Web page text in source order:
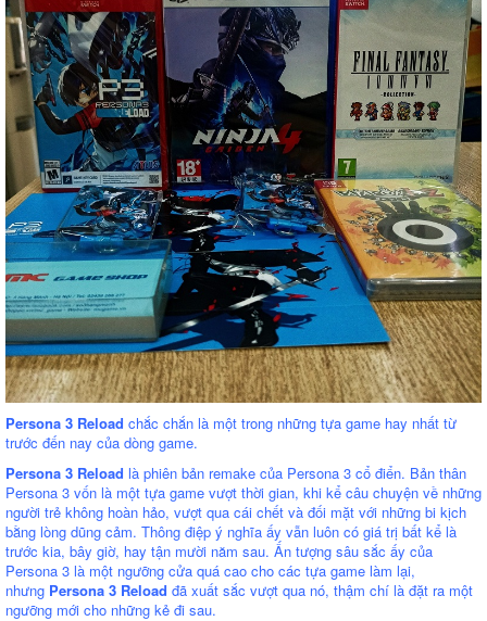
Persona 3 Reload chắc chắn là một trong những tựa game hay nhất từ
trước đến nay của dòng game.
Persona 3 Reload là phiên bản remake của Persona 3 cổ điển. Bản thân
Persona 3 vốn là một tựa game vượt thời gian, khi kể câu chuyện về những
người trẻ không hoàn hảo, vượt qua cái chết và đối mặt với những bi kịch
bằng lòng dũng cảm. Thông điệp ý nghĩa ấy vẫn luôn có giá trị bất kể là
trước kia, bây giờ, hay tận mười năm sau. Ấn tượng sâu sắc ấy của
Persona 3 là một ngưỡng cửa quá cao cho các tựa game làm lại,
nhưng Persona 3 Reload đã xuất sắc vượt qua nó, thậm chí là đặt ra một
ngưỡng mới cho những kẻ đi sau.